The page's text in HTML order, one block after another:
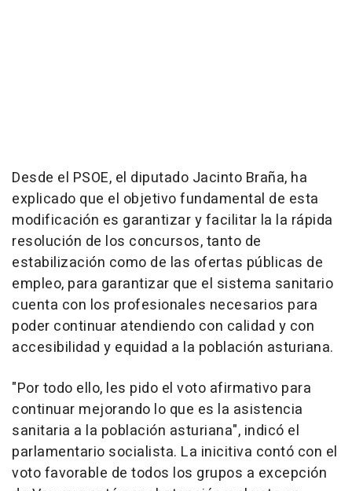
Desde el PSOE, el diputado Jacinto Braña, ha
explicado que el objetivo fundamental de esta
modificación es garantizar y facilitar la la rápida
resolución de los concursos, tanto de
estabilización como de las ofertas públicas de
empleo, para garantizar que el sistema sanitario
cuenta con los profesionales necesarios para
poder continuar atendiendo con calidad y con
accesibilidad y equidad a la población asturiana.
"Por todo ello, les pido el voto afirmativo para
continuar mejorando lo que es la asistencia
sanitaria a la población asturiana", indicó el
parlamentario socialista. La inicitiva contó con el
voto favorable de todos los grupos a excepción